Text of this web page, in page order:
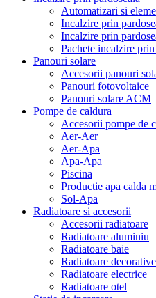
Automatizari si
Incalzire prin
Incalzire prin
Pachete incalzire prin
Panouri solare
Accesorii panouri
Panouri fotovoltaice
Panouri solare ACM
Pompe de caldura
Accesorii pompe de
Aer-Aer
Aer-Apa
Apa-Apa
Piscina
Productie apa calda
Sol-Apa
Radiatoare si accesorii
Accesorii radiatoare
Radiatoare aluminiu
Radiatoare baie
Radiatoare decorative
Radiatoare electrice
Radiatoare otel